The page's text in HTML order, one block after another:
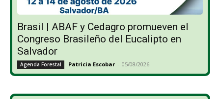
Brasil | ABAF y Cedagro promueven el
Congreso Brasileño del Eucalipto en
Salvador
Agenda Forestal Patricia Escobar - 05/08/2026